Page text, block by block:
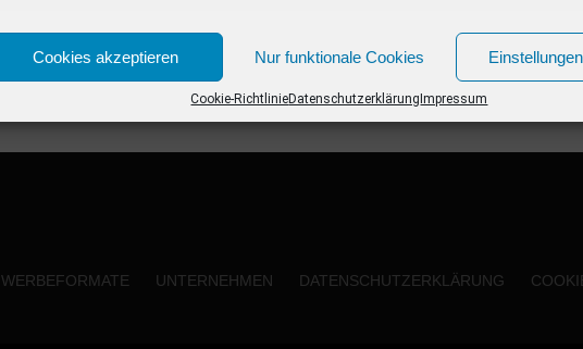
Cookies akzeptieren Nur funktionale Cookies
Cookie-RichtlinieDatenschutzerklärung Impressum
WERBEFORMATE UNTERNEHMEN DATENSCHUTZERKLÄRUNG